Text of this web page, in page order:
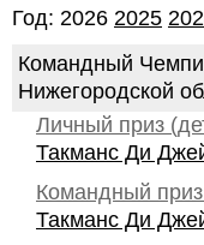
Год: 2026 2025
Командный
Нижегородской
Личный приз
Такманс Ди
Командный
Такманс Ди